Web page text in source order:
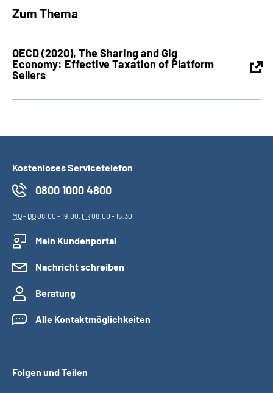
Zum Thema
OECD (2020), The Sharing and Gig
Economy: Effective Taxation of Platform
Sellers
Kostenloses Servicetelefon
0800 1000 4800
MO- DO08:00 - 19:00, FR08:00 - 15:30
Mein Kundenportal
Nachricht schreiben
Beratung
Alle Kontaktmöglichkeiten
Folgen und Teilen